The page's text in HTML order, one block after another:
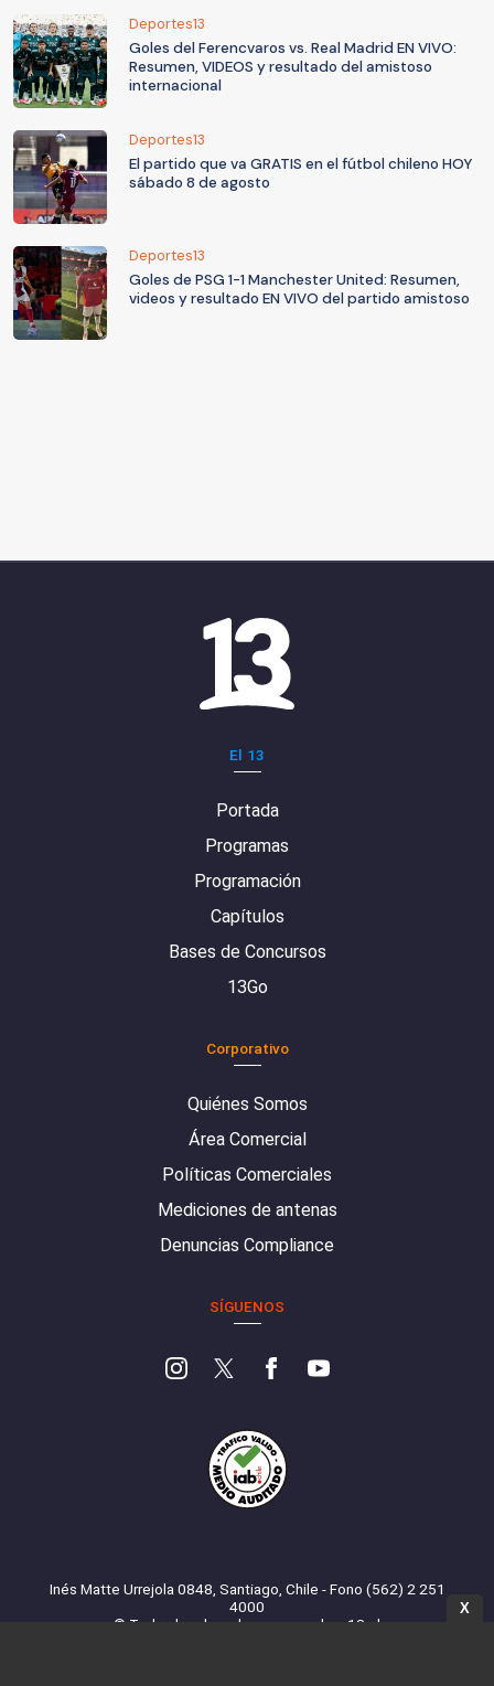
Deportes13
Goles del Ferencvaros vs. Real Madrid EN VIVO:
Resumen, VIDEOS y resultado del amistoso
internacional
Deportes13
El partido que va GRATIS en el fútbol chileno HOY
sábado 8 de agosto
Deportes13
Goles de PSG 1-1 Manchester United: Resumen,
videos y resultado EN VIVO del partido amistoso
El 13
Portada
Programas
Programación
Capítulos
Bases de Concursos
13Go
Corporativo
Quiénes Somos
Área Comercial
Políticas Comerciales
Mediciones de antenas
Denuncias Compliance
SÍGUENOS
Inés Matte Urrejola 0848, Santiago, Chile - Fono (562) 2 251
4000
© Todos los derechos reservados. 13.cl
X